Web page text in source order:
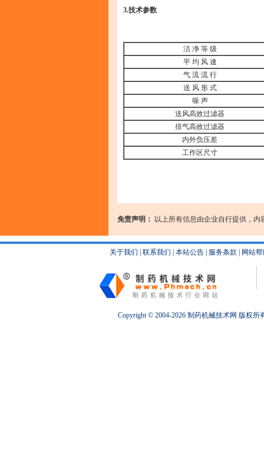
3.技术参数
洁 净 等 级
平 均 风 速
气 流 流 行
送 风 形 式
噪 声
送风高效过滤器
排气高效过滤器
内外负压差
工作区尺寸
免责声明： 以上所有信息由企业自行提供，
关于我们 联系我们 本站公告 服务条款 网站
Copyright © 2004-2026 制药机械技术网 版权所